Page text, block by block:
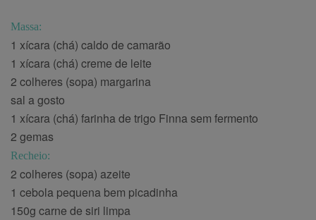
Massa:
1 xícara (chá) caldo de camarão
1 xícara (chá) creme de leite
2 colheres (sopa) margarina
sal a gosto
1 xícara (chá) farinha de trigo Finna sem fermento
2 gemas
Recheio:
2 colheres (sopa) azeite
1 cebola pequena bem picadinha
150g carne de siri limpa